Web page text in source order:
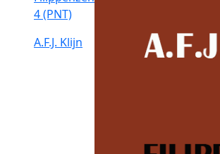
4 (PNT)
A.F.J. Klijn